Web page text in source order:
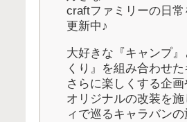
craftファミリーの日常
更新中♪
大好きな『キャンプ
くり』を組み合わせ
さらに楽しくする企画
オリジナルの改装を施
ィで巡るキャラバン